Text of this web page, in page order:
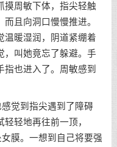
摸周敏下体，指尖轻触
且向洞口慢慢推进。
温暖湿润，阴道紧绷着
，叫她竟忘了躲避。手
也进入了。周敏感到
觉到指尖遇到了障碍
轻地再往前一顶，
膜。一想到自己将要强